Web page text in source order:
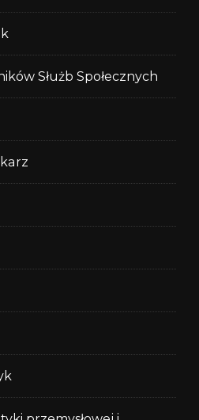
Służb Społecznych